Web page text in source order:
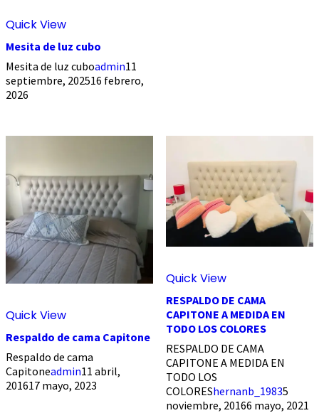
Quick View
Mesita de luz cubo
Mesita de luz cuboadmin11
septiembre, 202516 febrero,
2026
Quick View
Respaldo de cama Capitone
Respaldo de cama
Capitoneadmin11 abril,
201617 mayo, 2023
Quick View
RESPALDO DE CAMA
CAPITONE A MEDIDA EN
TODO LOS COLORES
RESPALDO DE CAMA
CAPITONE A MEDIDA EN
TODO LOS
COLOREShernanb_19835
noviembre, 20166 mayo, 2021